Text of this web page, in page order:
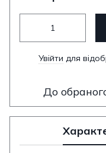
Увійти для
До